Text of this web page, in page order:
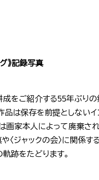
》記録写真
をご紹介する55年ぶりの
は保存を前提としないイ
画家本人によって廃棄さ
ジャックの会〉に関係す
跡をたどります。